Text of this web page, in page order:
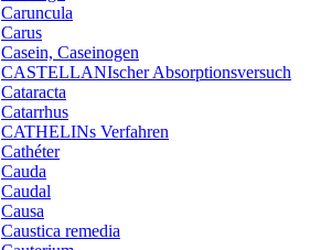
Caruncula
Carus
Casein, Caseinogen
CASTELLANIscher Absorptionsversuch
Cataracta
Catarrhus
CATHELINs Verfahren
Cathéter
Cauda
Caudal
Causa
Caustica remedia